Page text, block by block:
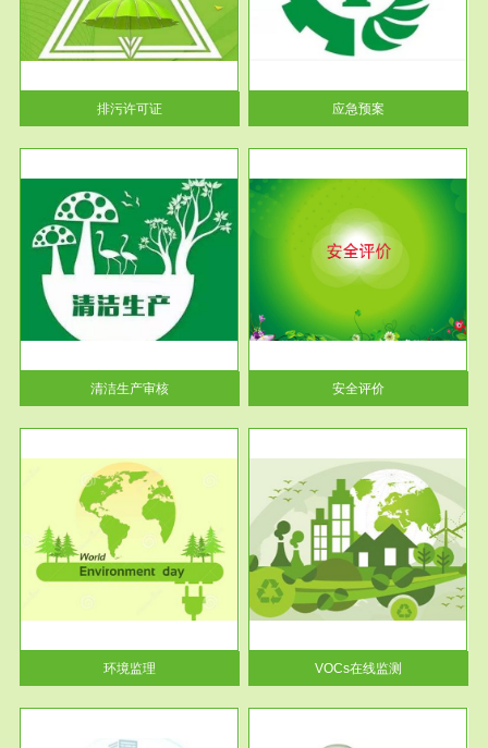
排污许可证
根据《中华人民共和国环境保护
法》第十九条 企业事业单位应
当按照...
应急预案
清洁生产审核
服务范围
安全评价
安全评价安全评价目的是查找、
分析和预测工程、系统、生产经
营活...
安全评价
环境监理
服务范围
VOCs在线监测
根据《重点区域大气污染防
治“十二五”规划》有机废气净化
率达...
VOCs在线监测